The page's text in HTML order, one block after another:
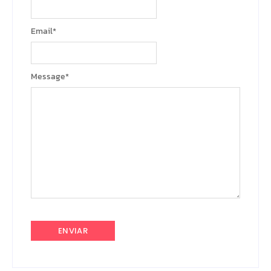
Message*
Email*